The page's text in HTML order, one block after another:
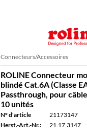
Connecteurs/Accessoires
ROLINE Connecteur
blindé Cat.6A (Classe
Passthrough, pour
10 unités
N° d'article
21173147
Herst.-Art.-Nr.:
21.17.3147